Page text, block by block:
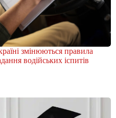
змінюються правила
водійських іспитів